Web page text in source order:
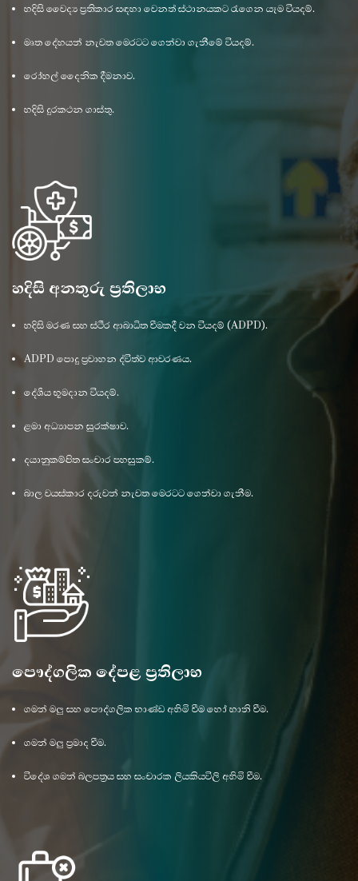
හදිසි වෛද්‍ය ප්‍රතිකාර සඳහා වෙනත් ස්ථානයකට රැගෙන යෑම වියදම්.
මෘත දේහයන් නැවත මෙරටට ගෙන්වා ගැනීමේ වියදම්.
රෝහල් දෛනික දීමනාව.
හදිසි දුරකථන ගාස්තු.
හදිසි අනතුරු ප්‍රතිලාභ
හදිසි මරණ සහ ස්ථීර ආබාධිත වීමකදී වන වියදම් (ADPD).
ADPD පොදු ප්‍රවාහන ද්විත්ව ආවරණය.
දේශීය භූමදාන වියදම්.
ළමා අධ්‍යාපන සුරක්ෂාව.
දයානුකම්පිත සංචාර පහසුකම්.
බාල වයස්කාර දරුවන් නැවත මෙරටට ගෙන්වා ගැනීම.
පෞද්ගලික දේපළ ප්‍රතිලාභ
ගමන් මලු සහ පෞද්ගලික භාණ්ඩ අහිමි වීම හෝ හානි වීම.
ගමන් මලු ප්‍රමාද වීම.
විදේශ ගමන් බලපත්‍රය සහ සංචාරක ලියකියවිලි අහිමි වීම.